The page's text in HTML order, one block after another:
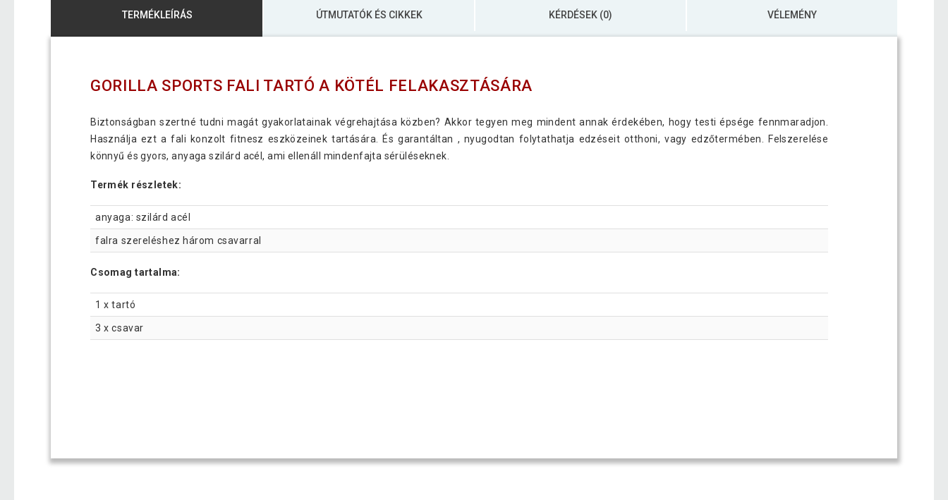
TERMÉKLEÍRÁS ÚTMUTATÓK ÉS CIKKEK KÉRDÉSEK (0) VÉLEMÉNY
GORILLA SPORTS FALI TARTÓ A KÖTÉL FELAKASZTÁSÁRA
Biztonságban szertné tudni magát gyakorlatainak végrehajtása közben? Akkor tegyen meg mindent annak érdekében, hogy testi épsége fennmaradjon.
Használja ezt a fali konzolt fitnesz eszközeinek tartására. És garantáltan , nyugodtan folytathatja edzéseit otthoni, vagy edzőtermében. Felszerelése
könnyű és gyors, anyaga szilárd acél, ami ellenáll mindenfajta sérüléseknek.
Termék részletek:
anyaga: szilárd acél
falra szereléshez három csavarral
Csomag tartalma:
1 x tartó
3 x csavar